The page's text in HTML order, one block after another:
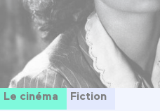
Le cinéma Fiction